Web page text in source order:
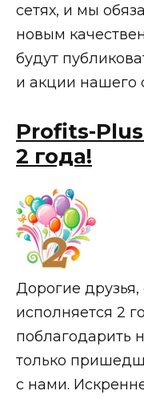
сетях, и мы
новым
будут
и акции нашего
Profits-
2 года!
Дорогие
исполняется 2
поблагодарить
только
с нами.